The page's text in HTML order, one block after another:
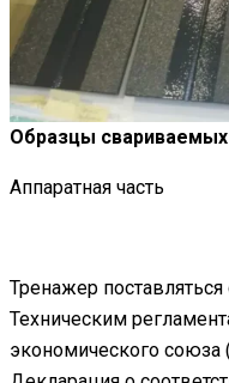
Образцы свариваемых
Аппаратная часть
Тренажер
Техническим
экономического